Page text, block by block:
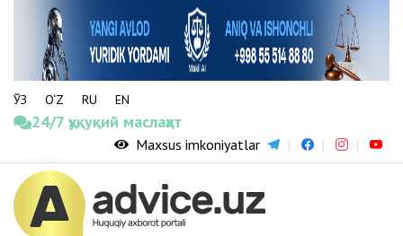
ЎЗ O‘Z RU EN
24/7 ҳуқуқий маслаҳат
Maxsus imkoniyatlar